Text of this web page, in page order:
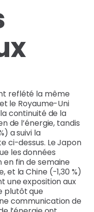
reflété la même
le Royaume-Uni
continuité de la
de l’énergie, tandis
a suivi la
ci-dessus. Le Japon
les données
fin de semaine
et la Chine (-1,30 %)
une exposition aux
plutôt que
communication de